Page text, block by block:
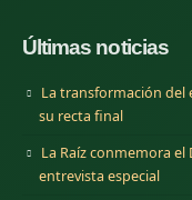
Últimas noticias
La transformación del
su recta final
La Raíz conmemora
entrevista especial